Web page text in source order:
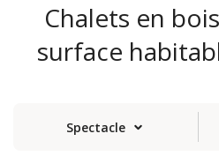
Chalets en
surface
Spectacle